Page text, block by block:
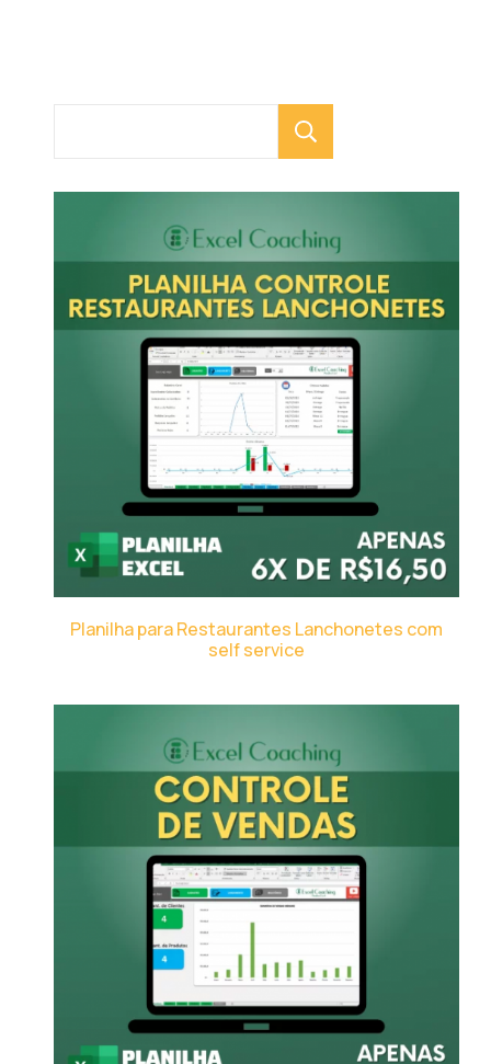
Planilha para Restaurantes Lanchonetes com
self service